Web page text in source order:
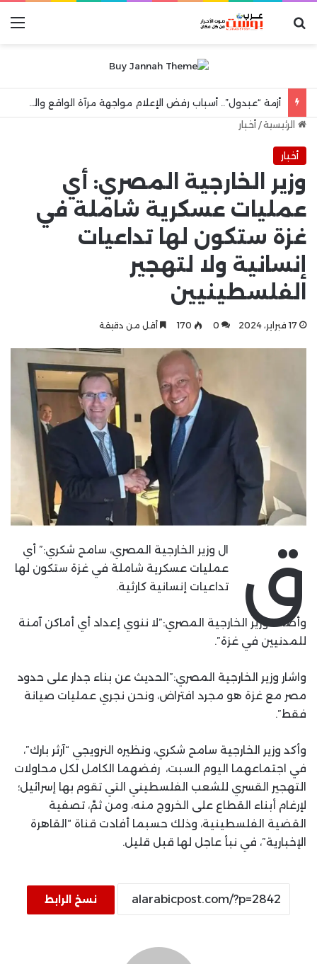
بحث عن
الرئيسية/ أخبار
أخبار
وزير الخارجية المصري: أي
عمليات عسكرية شاملة في
غزة ستكون لها تداعيات
إنسانية ولا لتهجير
الفلسطينيين
17 فبراير، 2024 0
170 أقل من دقيقة
ق
ال وزير الخارجية المصري، سامح شكري:” أي
عمليات عسكرية شاملة في غزة ستكون لها
تداعيات إنسانية كارثية.
وأضاف وزير الخارجية المصري:”لا ننوي إعداد أي أماكن آمنة
للمدنيين في غزة”.
واشار وزير الخارجية المصري:”الحديث عن بناء جدار على حدود
مصر مع غزة هو مجرد افتراض، ونحن نجري عمليات صيانة
فقط”.
وأكد وزير الخارجية سامح شكري، ونظيره النرويجي “آرثر بارك”،
في اجتماعهما اليوم السبت، رفضهما الكامل لكل محاولات
التهجير القسري للشعب الفلسطيني التي تقوم بها إسرائيل؛
لإرغام أبناء القطاع على الخروج منه، ومن ثمَّ، تصفية
القضية الفلسطينية، وذلك حسبما أفادت قناة “القاهرة
الإخبارية”، في نبأ عاجل لها قبل قليل.
نسخ الرابط